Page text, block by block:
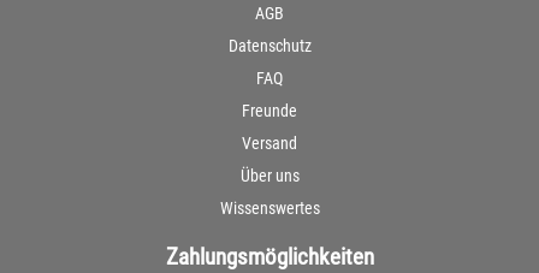
AGB
Datenschutz
FAQ
Freunde
Versand
Über uns
Wissenswertes
Zahlungsmöglichkeiten